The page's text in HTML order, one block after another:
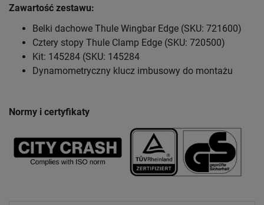
Zawartość zestawu:
Belki dachowe Thule Wingbar Edge (SKU: 721600)
Cztery stopy Thule Clamp Edge (SKU: 720500)
Kit: 145284 (SKU: 145284
Dynamometryczny klucz imbusowy do montażu
Normy i certyfikaty